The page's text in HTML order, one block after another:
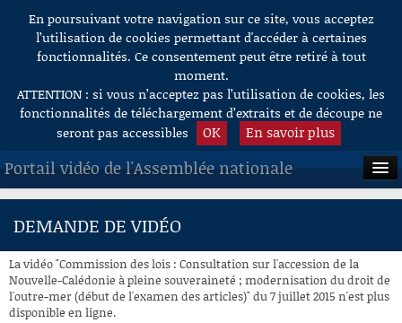
Aller au contenu
En poursuivant votre navigation sur ce site, vous acceptez
l’utilisation de cookies permettant d'accéder à certaines
fonctionnalités. Ce consentement peut être retiré à tout
moment.
ATTENTION : si vous n’acceptez pas l’utilisation de cookies, les
fonctionnalités de téléchargement d’extraits et de découpe ne
seront pas accessibles
OK En savoir plus
Portail vidéo de l'Assemblée nationale
ACCUEIL
À LA DEMANDE
DEMANDE DE VIDÉO
La vidéo "Commission des lois : Consultation sur l'accession de la
Nouvelle-Calédonie à pleine souveraineté ; modernisation du droit de
l'outre-mer (début de l'examen des articles)" du 7 juillet 2015 n'est plus
disponible en ligne.